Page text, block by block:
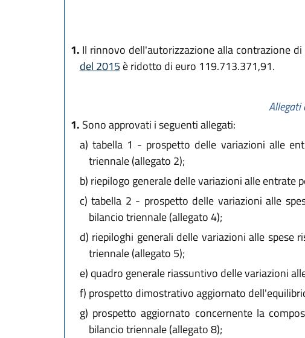
1. Il rinnovo dell'autorizzazione alla contrazione
del 2015 è ridotto di euro 119.713.371,91.
Allegati
1. Sono approvati i seguenti allegati:
a) tabella 1 - prospetto delle variazioni alle
triennale (allegato 2);
b) riepilogo generale delle variazioni alle entrate
c) tabella 2 - prospetto delle variazioni alle
bilancio triennale (allegato 4);
d) riepiloghi generali delle variazioni alle spese
triennale (allegato 5);
e) quadro generale riassuntivo delle variazioni
f) prospetto dimostrativo aggiornato
g) prospetto aggiornato concernente la
bilancio triennale (allegato 8);